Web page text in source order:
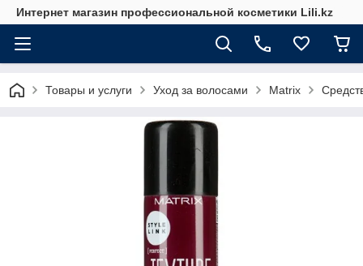
Интернет магазин профессиональной косметики Lili.kz
Товары и услуги Уход за волосами Matrix